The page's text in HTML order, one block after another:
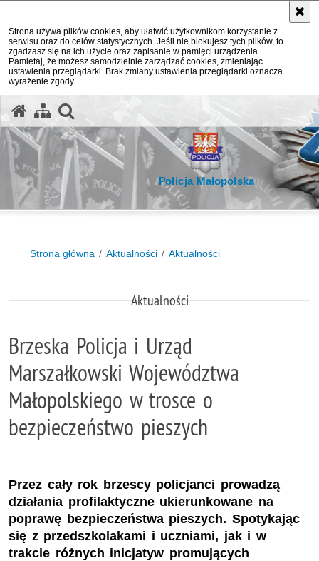
Strona używa plików cookies, aby ułatwić użytkownikom korzystanie z
serwisu oraz do celów statystycznych. Jeśli nie blokujesz tych plików, to
zgadzasz się na ich użycie oraz zapisanie w pamięci urządzenia.
Pamiętaj, że możesz samodzielnie zarządzać cookies, zmieniając
ustawienia przeglądarki. Brak zmiany ustawienia przeglądarki oznacza
wyrażenie zgody.
Policja Małopolska
Strona główna Aktualności Aktualności
Aktualności
Brzeska Policja i Urząd
Marszałkowski Województwa
Małopolskiego w trosce o
bezpieczeństwo pieszych
Przez cały rok brzescy policjanci prowadzą
działania profilaktyczne ukierunkowane na
poprawę bezpieczeństwa pieszych. Spotykając
się z przedszkolakami i uczniami, jak i w
trakcie różnych inicjatyw promujących